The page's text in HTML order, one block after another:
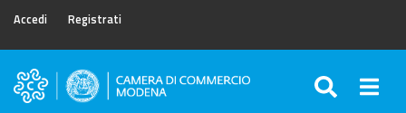
Accedi Registrati
Camera